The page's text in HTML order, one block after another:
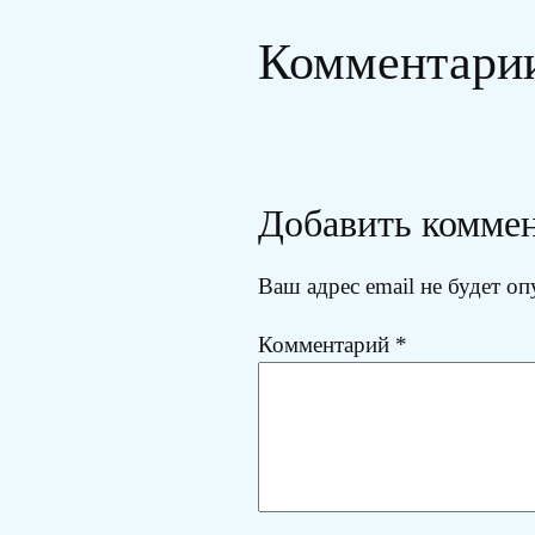
Добавить
Ваш адрес email не будет
Комментарий *